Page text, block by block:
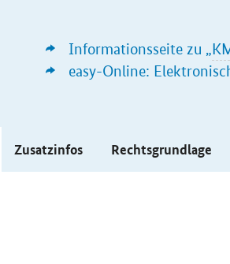
Informationsseite zu „
easy-Online:
Zusatzinfos Rechtsgrundlage